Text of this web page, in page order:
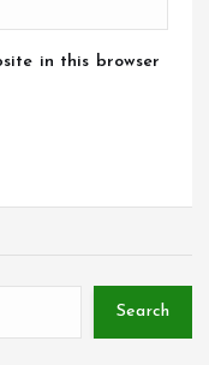
in this browser
Search